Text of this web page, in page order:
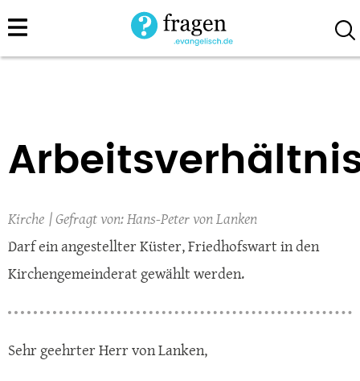
Direkt
zum
Kirche
Hans-Peter von Lanken
Darf ein angestellter Küster, Friedhofswart in den
Kirchengemeinderat gewählt werden.
Sehr geehrter Herr von Lanken,